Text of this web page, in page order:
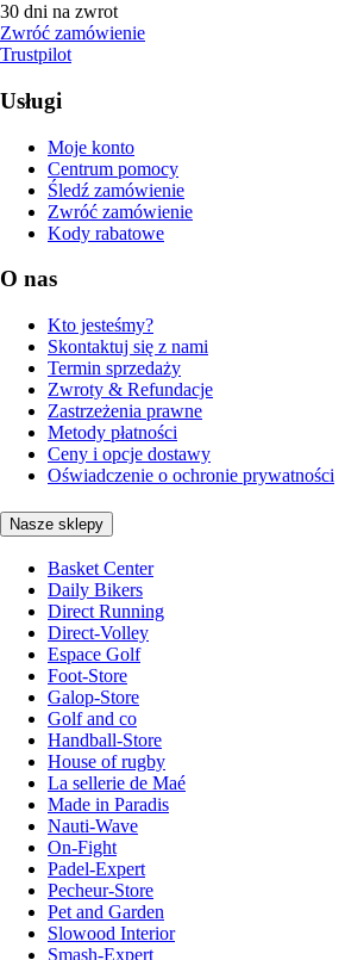
30 dni na zwrot
Zwróć zamówienie
Trustpilot
Usługi
Moje konto
Centrum pomocy
Śledź zamówienie
Zwróć zamówienie
Kody rabatowe
O nas
Kto jesteśmy?
Skontaktuj się z nami
Termin sprzedaży
Zwroty & Refundacje
Zastrzeżenia prawne
Metody płatności
Ceny i opcje dostawy
Oświadczenie o ochronie prywatności
Nasze sklepy
Basket Center
Daily Bikers
Direct Running
Direct-Volley
Espace Golf
Foot-Store
Galop-Store
Golf and co
Handball-Store
House of rugby
La sellerie de Maé
Made in Paradis
Nauti-Wave
On-Fight
Padel-Expert
Pecheur-Store
Pet and Garden
Slowood Interior
Smash-Expert